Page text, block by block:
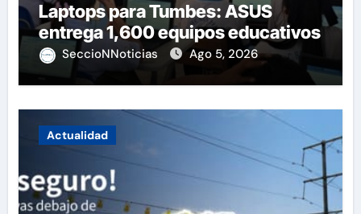
Laptops para Tumbes: ASUS
entrega 1,600 equipos educativos
SeccioNNoticias Ago 5, 2026
Actualidad